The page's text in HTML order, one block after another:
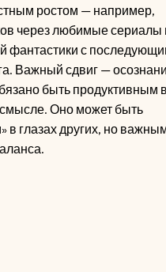
ростом — например,
через любимые сериалы
фантастики с
Важный сдвиг —
быть продуктивным в
Оно может быть
в глазах других, но